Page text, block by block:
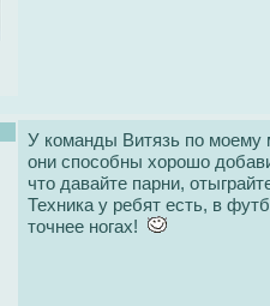
У команды Витязь по моему
они способны хорошо
что давайте парни,
Техника у ребят есть, в
точнее ногах!